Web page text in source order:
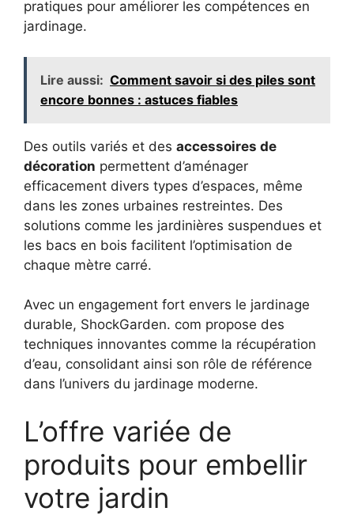
pratiques pour améliorer les compétences en
jardinage.
Lire aussi: Comment savoir si des piles sont
encore bonnes : astuces fiables
Des outils variés et des accessoires de
décoration permettent d’aménager
efficacement divers types d’espaces, même
dans les zones urbaines restreintes. Des
solutions comme les jardinières suspendues et
les bacs en bois facilitent l’optimisation de
chaque mètre carré.
Avec un engagement fort envers le jardinage
durable, ShockGarden. com propose des
techniques innovantes comme la récupération
d’eau, consolidant ainsi son rôle de référence
dans l’univers du jardinage moderne.
L’offre variée de
produits pour embellir
votre jardin